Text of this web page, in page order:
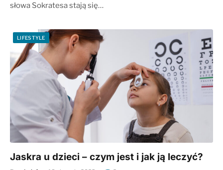
słowa Sokratesa stają się…
LIFESTYLE
Jaskra u dzieci – czym jest i jak ją leczyć?